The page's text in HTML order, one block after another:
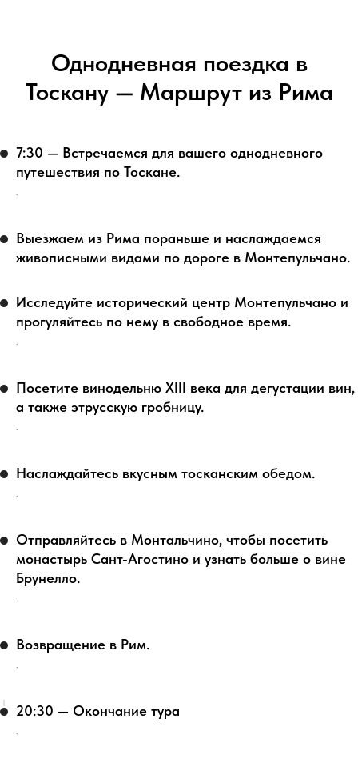
Однодневная поездка в
Тоскану — Маршрут из Рима
7:30 — Встречаемся для вашего однодневного
путешествия по Тоскане.
.
Выезжаем из Рима пораньше и наслаждаемся
живописными видами по дороге в Монтепульчано.
Исследуйте исторический центр Монтепульчано и
прогуляйтесь по нему в свободное время.
.
Посетите винодельню XIII века для дегустации вин,
а также этрусскую гробницу.
.
Наслаждайтесь вкусным тосканским обедом.
.
Отправляйтесь в Монтальчино, чтобы посетить
монастырь Сант-Агостино и узнать больше о вине
Брунелло.
.
Возвращение в Рим.
.
20:30 — Окончание тура
.